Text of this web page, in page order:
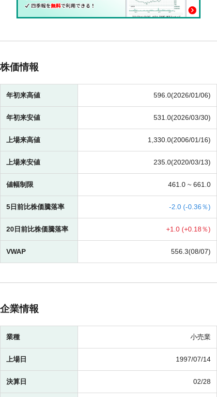
株価情報
年初来高値 596.0(2026/01/06)
年初来安値 531.0(2026/03/30)
上場来高値 1,330.0(2006/01/16)
上場来安値 235.0(2020/03/13)
値幅制限 461.0 ~ 661.0
5日前比株価騰落率 -2.0 (-0.36％)
20日前比株価騰落率 +1.0 (+0.18％)
VWAP 556.3(08/07)
企業情報
業種 小売業
上場日 1997/07/14
決算日 02/28